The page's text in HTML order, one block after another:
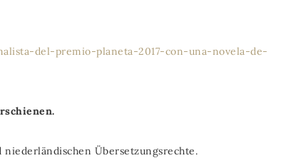
del-premio-planeta-2017-con-una-novela-de-
Übersetzungsrechte.